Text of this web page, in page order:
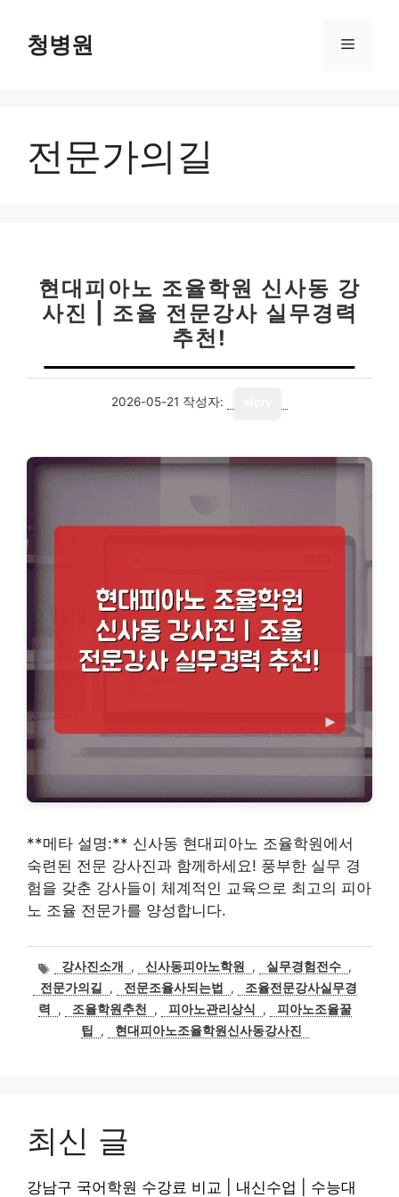
청병원 메
전문가의길
현대피아노 조율학원 신사동 강
사진 | 조율 전문강사 실무경력
추천!
2026-05-21 작성자:
**메타 설명:** 신사동 현대피아노 조율학원에서
숙련된 전문 강사진과 함께하세요! 풍부한 실무 경
험을 갖춘 강사들이 체계적인 교육으로 최고의 피아
노 조율 전문가를 양성합니다.
태
그
강사진소개 , 신사동피아노학원 , 실무경험전수 ,
전문가의길
, 전문조율사되는법 ,
조율전문강사실무경
력
, 조율학원추천 , 피아노관리상식 ,
피아노조율꿀
팁
, 현대피아노조율학원신사동강사진
최신 글
강남구 국어학원 수강료 비교 | 내신수업 | 수능대